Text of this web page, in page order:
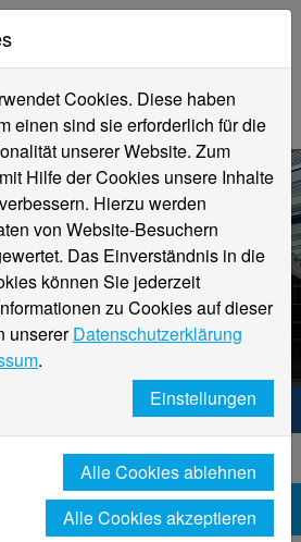
Niederrhein. Dein Weg.
News-Detailseite
Cookies. Diese haben
einen sind sie erforderlich für die
unserer Website. Zum
Hilfe der Cookies unsere Inhalte
Hierzu werden
von Website-Besuchern
Das Einverständnis in die
können Sie jederzeit
zu Cookies auf dieser
unsererDatenschutzerklärung
.
Einstellungen
Alle Cookies ablehnen
Alle Cookies akzeptieren